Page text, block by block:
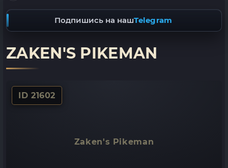
Подпишись на нашTelegram
ZAKEN'S PIKEMAN
ID 21602
Zaken's Pikeman